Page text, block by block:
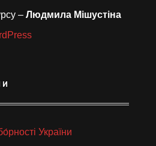
– Людмила Мішустіна
України